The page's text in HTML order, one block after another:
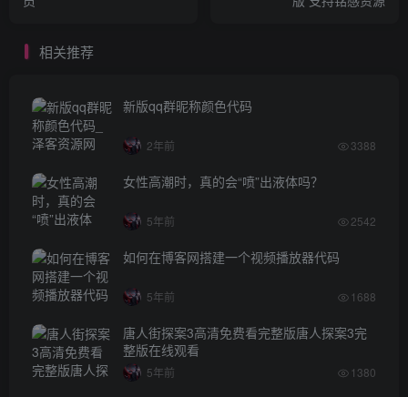
相关推荐
新版qq群昵称颜色代码
2年前 3388
女性高潮时，真的会“喷”出液体吗？
5年前 2542
如何在博客网搭建一个视频播放器代码
5年前 1688
唐人街探案3高清免费看完整版唐人探案3完
整版在线观看
5年前 1380